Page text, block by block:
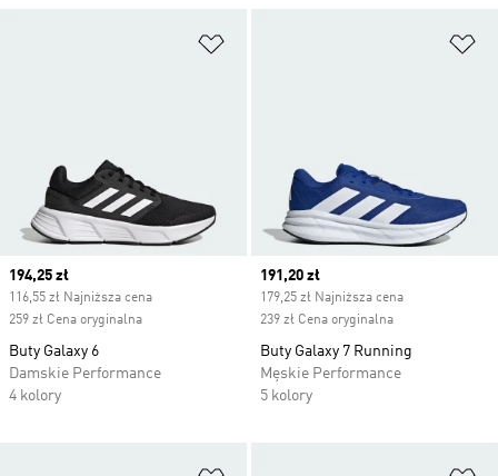
Current price
194,25 zł
116,55 zł Najniższa cena
259 zł Cena oryginalna
Buty Galaxy 6
Damskie Performance
4 kolory
Current price
191,20 zł
179,25 zł Najniższa cena
239 zł Cena oryginalna
Buty Galaxy 7 Running
Męskie Performance
5 kolory